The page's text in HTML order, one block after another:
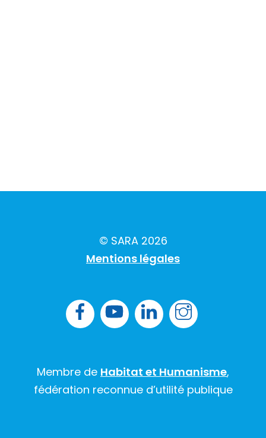
© SARA 2026
Mentions légales
FacebookYouTube
LK Instagram
Membre de Habitat et Humanisme,
fédération reconnue d’utilité publique